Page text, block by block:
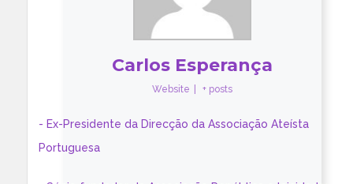
Carlos Esperança
Website + posts
- Ex-Presidente da Direcção da Associação Ateísta
Portuguesa